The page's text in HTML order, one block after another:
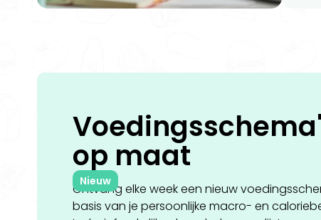
op maat
Nieuw
Ontvang elke week een nieuw
basis van je persoonlijke macro- en